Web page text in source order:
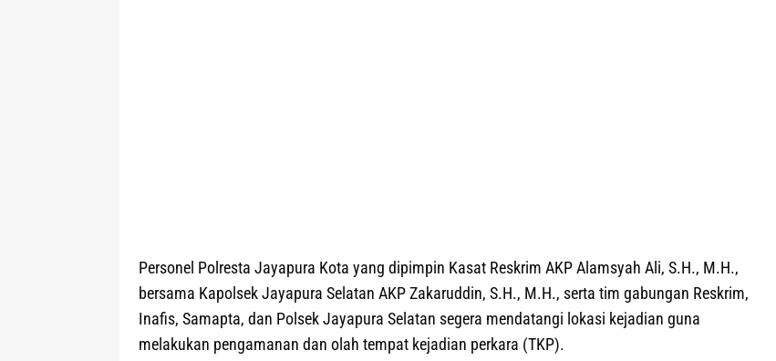
Personel Polresta Jayapura Kota yang dipimpin Kasat Reskrim AKP Alamsyah Ali, S.H., M.H.,
bersama Kapolsek Jayapura Selatan AKP Zakaruddin, S.H., M.H., serta tim gabungan Reskrim,
Inafis, Samapta, dan Polsek Jayapura Selatan segera mendatangi lokasi kejadian guna
melakukan pengamanan dan olah tempat kejadian perkara (TKP).